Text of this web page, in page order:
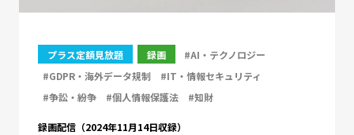
プラス定額見放題 録画
#AI・テクノロジー
#GDPR・海外データ規制
#IT・情報セキュリティ
#争訟・紛争
#個人情報保護法 #知財
録画配信（2024年11月14日収録）